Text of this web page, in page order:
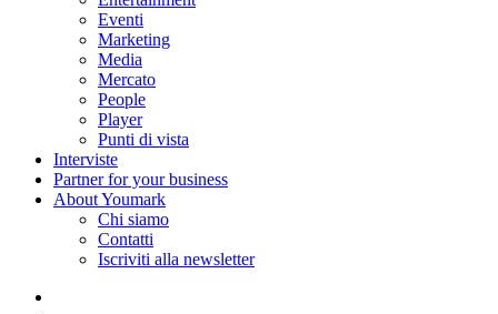
Eventi
Marketing
Media
Mercato
People
Player
Punti di vista
Interviste
Partner for your business
About Youmark
Chi siamo
Contatti
Iscriviti alla newsletter